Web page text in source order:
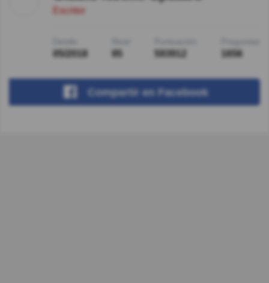
Escritor
05/2018 95 593912 1656
Compartir en Facebook